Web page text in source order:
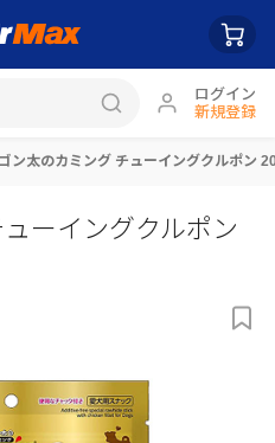
ログイン
新規登録
ゴン太のカミング チューイングクルポン
ーイングクルポン